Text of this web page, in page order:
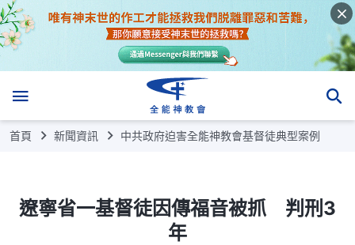
首頁 新聞資訊 中共政府迫害全能神教會基督徒典型案例
遼寧省一基督徒因傳福音被抓 判刑3
年